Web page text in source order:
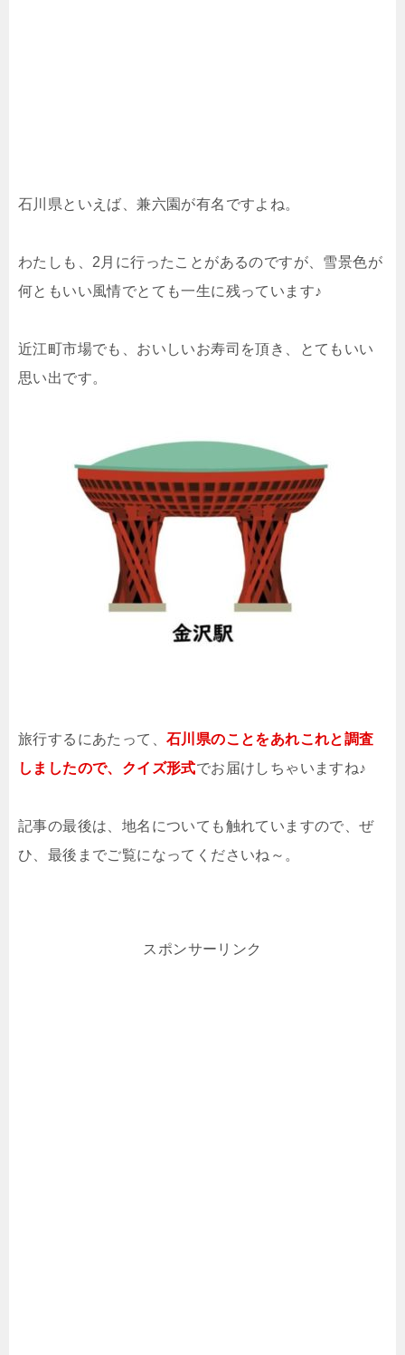
石川県といえば、兼六園が有名ですよね。
わたしも、2月に行ったことがあるのですが、雪景色が
何ともいい風情でとても一生に残っています♪
近江町市場でも、おいしいお寿司を頂き、とてもいい
思い出です。
旅行するにあたって、 石川県のことをあれこれと調査
しましたので、クイズ形式でお届けしちゃいますね♪
記事の最後は、地名についても触れていますので、ぜ
ひ、最後までご覧になってくださいね～。
スポンサーリンク